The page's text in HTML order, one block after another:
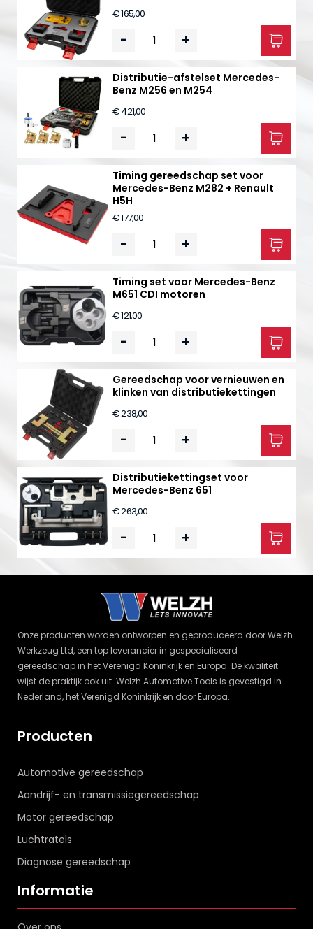
€ 165,00
- +
Distributie-afstelset Mercedes-
Benz M256 en M254
€ 421,00
- +
Timing gereedschap set voor
Mercedes-Benz M282 + Renault
H5H
€ 177,00
- +
Timing set voor Mercedes-Benz
M651 CDI motoren
€ 121,00
- +
Gereedschap voor vernieuwen en
klinken van distributiekettingen
€ 238,00
- +
Distributiekettingset voor
Mercedes-Benz 651
€ 263,00
- +
Onze producten worden ontworpen en geproduceerd door Welzh
Werkzeug Ltd, een top leverancier in gespecialiseerd
gereedschap in het Verenigd Koninkrijk en Europa. De kwaliteit
wijst de praktijk ook uit. Welzh Automotive Tools is gevestigd in
Nederland, het Verenigd Koninkrijk en door Europa.
Producten
Automotive gereedschap
Aandrijf- en transmissiegereedschap
Motor gereedschap
Luchtratels
Diagnose gereedschap
Informatie